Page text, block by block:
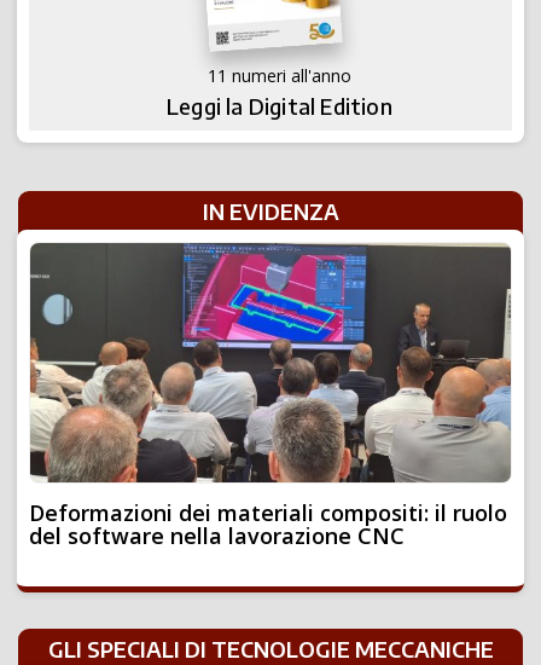
11 numeri all'anno
Leggi la Digital Edition
IN EVIDENZA
Deformazioni dei materiali compositi: il ruolo
del software nella lavorazione CNC
GLI SPECIALI DI TECNOLOGIE MECCANICHE